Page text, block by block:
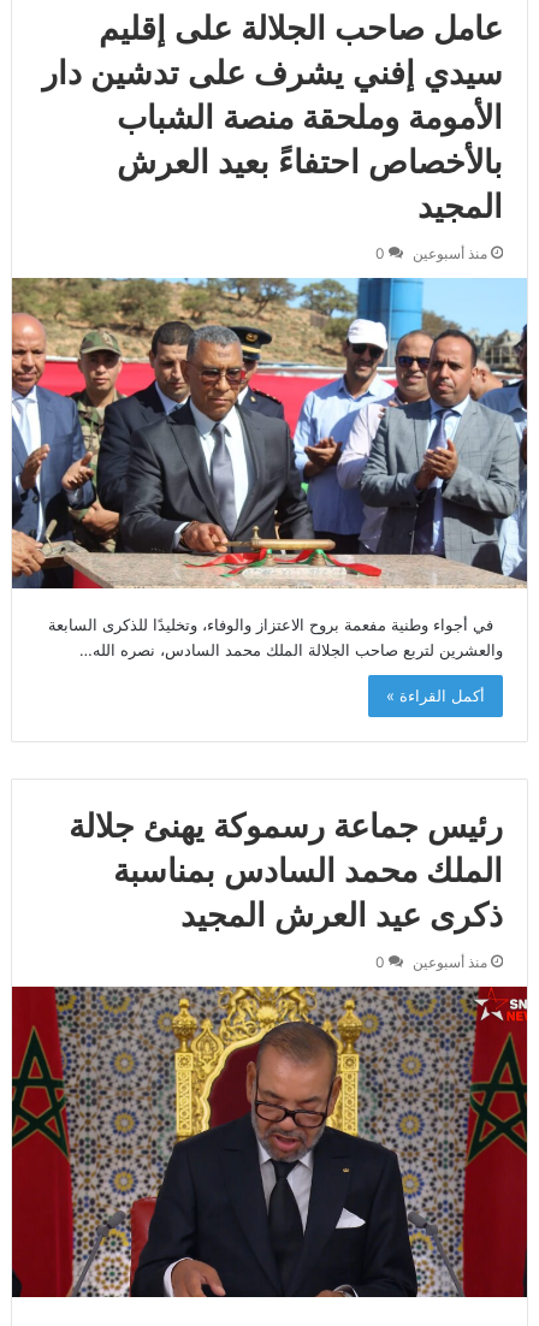
عامل صاحب الجلالة على إقليم
سيدي إفني يشرف على تدشين دار
الأمومة وملحقة منصة الشباب
بالأخصاص احتفاءً بعيد العرش
المجيد
منذ أسبوعين 0
في أجواء وطنية مفعمة بروح الاعتزاز والوفاء، وتخليدًا للذكرى السابعة
والعشرين لتربع صاحب الجلالة الملك محمد السادس، نصره الله…
أكمل القراءة »
رئيس جماعة رسموكة يهنئ جلالة
الملك محمد السادس بمناسبة
ذكرى عيد العرش المجيد
منذ أسبوعين 0